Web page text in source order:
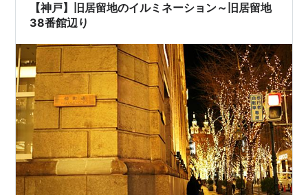
【神戸】旧居留地のイルミネーション～旧居留地
38番館辺り